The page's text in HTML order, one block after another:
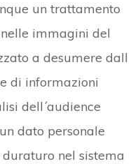
un trattamento
immagini del
a desumere dall
di informazioni
dell´audience
dato personale
nel sistema